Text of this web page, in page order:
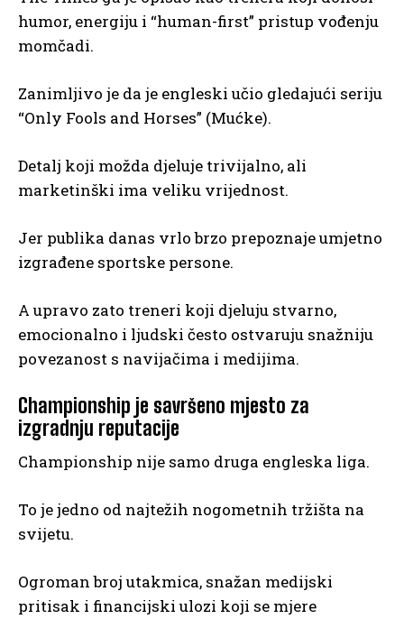
humor, energiju i “human-first” pristup vođenju
momčadi.
Zanimljivo je da je engleski učio gledajući seriju
“Only Fools and Horses” (Mućke).
Detalj koji možda djeluje trivijalno, ali
marketinški ima veliku vrijednost.
Jer publika danas vrlo brzo prepoznaje umjetno
izgrađene sportske persone.
A upravo zato treneri koji djeluju stvarno,
emocionalno i ljudski često ostvaruju snažniju
povezanost s navijačima i medijima.
Championship je savršeno mjesto za
izgradnju reputacije
Championship nije samo druga engleska liga.
To je jedno od najtežih nogometnih tržišta na
svijetu.
Ogroman broj utakmica, snažan medijski
pritisak i financijski ulozi koji se mjere